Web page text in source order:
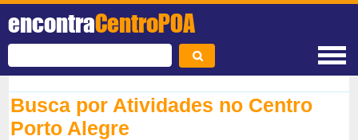
encontraCentroPOA
Busca por Atividades no Centro
Porto Alegre